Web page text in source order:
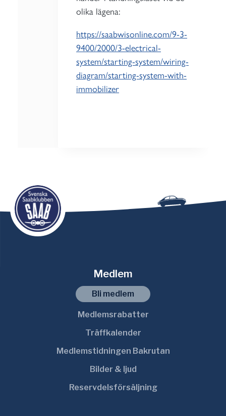
olika lägena:
https://saabwisonline.com/9-3-
9400/2000/3-electrical-
system/starting-system/wiring-
diagram/starting-system-with-
immobilizer
Medlem
Bli medlem
Medlemsrabatter
Träffkalender
Medlemstidningen Bakrutan
Bilder & ljud
Reservdelsförsäljning